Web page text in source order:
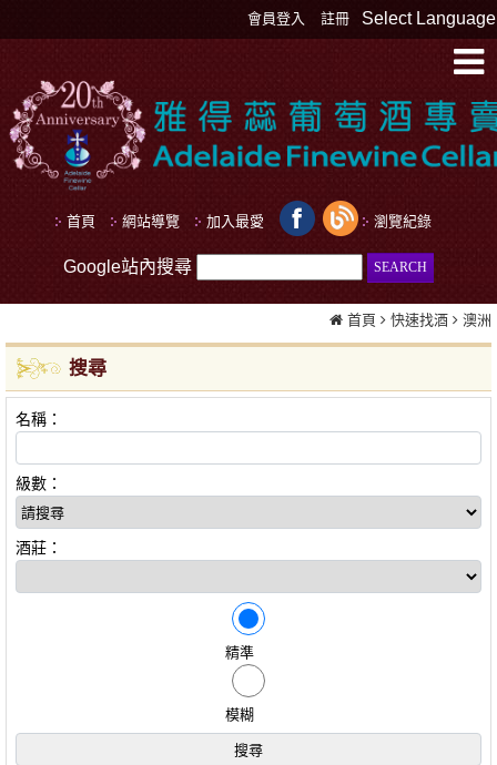
Select Language
會員登入 註冊
首頁 網站導覽 加入最愛 瀏覽紀錄
Google站內搜尋
首頁 快速找酒 澳洲
搜尋
名稱：
級數：
酒莊：
精準
模糊